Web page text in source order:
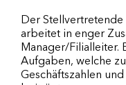
Der
arbeitet in enger
Manager/Filialleiter.
Aufgaben, welche
Geschäftszahlen